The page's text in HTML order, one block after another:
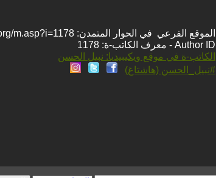
الموقع الفرعي في الحوار المتمدن: https://www.ahewar.org/m.asp?i=1178
Author ID - معرف الكاتب-ة: 1178
الكاتب-ة في موقع ويكيبيديا: نبيل الحسن
#نبيل_الحسن (هاشتاغ)